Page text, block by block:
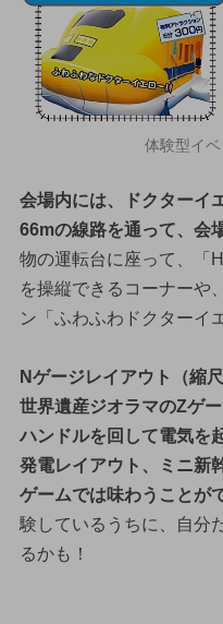
体験型イベ
会場内には、ドクターイ
66mの線路を通って、会
物の運転台に座って、「
を操縦できるコーナーや
ン「ふわふわドクターイ
Nゲージレイアウト（縮
世界遺産ジオラマのZゲ
ハンドルを回して電気を
発電レイアウト、ミニ新
ゲームでは味わうことが
験しているうちに、自分
るかも！